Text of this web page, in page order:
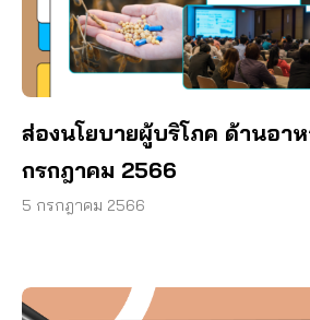
ส่องนโยบายผู้บริโภค ด้านอาห
กรกฎาคม 2566
5 กรกฎาคม 2566